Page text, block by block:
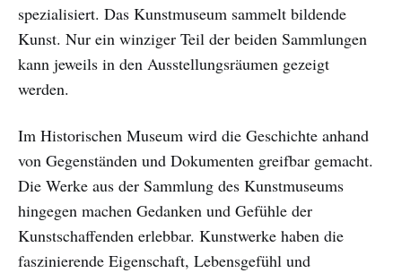
spezialisiert. Das Kunstmuseum sammelt bildende
Kunst. Nur ein winziger Teil der beiden Sammlungen
kann jeweils in den Ausstellungsräumen gezeigt
werden.
Im Historischen Museum wird die Geschichte anhand
von Gegenständen und Dokumenten greifbar gemacht.
Die Werke aus der Sammlung des Kunstmuseums
hingegen machen Gedanken und Gefühle der
Kunstschaffenden erlebbar. Kunstwerke haben die
faszinierende Eigenschaft, Lebensgefühl und